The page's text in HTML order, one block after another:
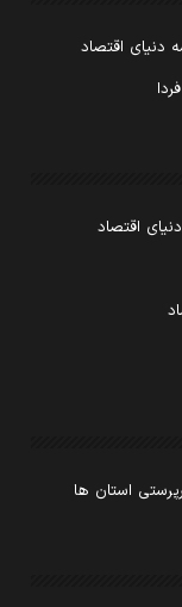
دنیای اقتصاد
اقتصاد
استان ها